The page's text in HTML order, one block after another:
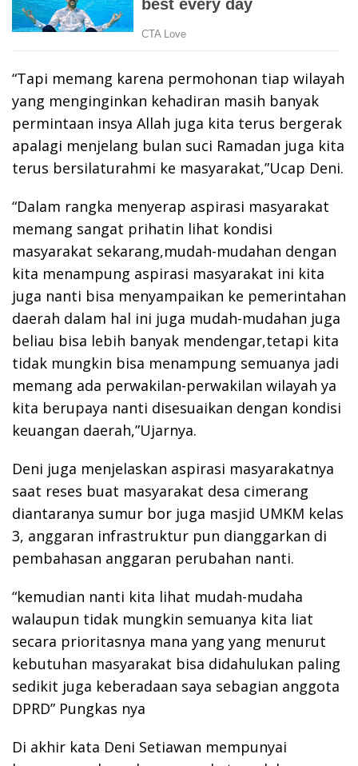
“Tapi memang karena permohonan tiap wilayah
yang menginginkan kehadiran masih banyak
permintaan insya Allah juga kita terus bergerak
apalagi menjelang bulan suci Ramadan juga kita
terus bersilaturahmi ke masyarakat,”Ucap Deni.
“Dalam rangka menyerap aspirasi masyarakat
memang sangat prihatin lihat kondisi
masyarakat sekarang,mudah-mudahan dengan
kita menampung aspirasi masyarakat ini kita
juga nanti bisa menyampaikan ke pemerintahan
daerah dalam hal ini juga mudah-mudahan juga
beliau bisa lebih banyak mendengar,tetapi kita
tidak mungkin bisa menampung semuanya jadi
memang ada perwakilan-perwakilan wilayah ya
kita berupaya nanti disesuaikan dengan kondisi
keuangan daerah,”Ujarnya.
Deni juga menjelaskan aspirasi masyarakatnya
saat reses buat masyarakat desa cimerang
diantaranya sumur bor juga masjid UMKM kelas
3, anggaran infrastruktur pun dianggarkan di
pembahasan anggaran perubahan nanti.
“kemudian nanti kita lihat mudah-mudaha
walaupun tidak mungkin semuanya kita liat
secara prioritasnya mana yang yang menurut
kebutuhan masyarakat bisa didahulukan paling
sedikit juga keberadaan saya sebagian anggota
DPRD” Pungkas nya
Di akhir kata Deni Setiawan mempunyai